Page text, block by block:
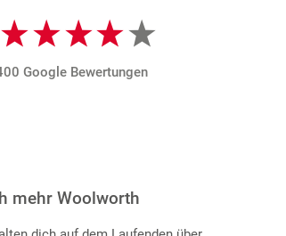
Bewertungen
Google Bewertungen
mehr Woolworth